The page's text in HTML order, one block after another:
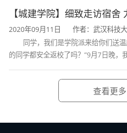
【城建学院】细致走访宿舍
2020年09月11日
作者：武汉科技
同学，我们是学院派来给你们送
的同学都安全返校了吗？”9月7日晚，
查看更多